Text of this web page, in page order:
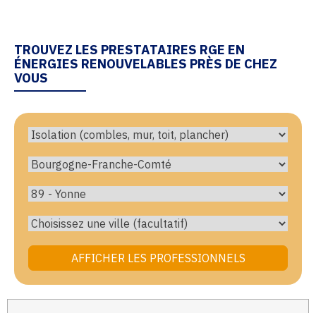
TROUVEZ LES PRESTATAIRES RGE EN
ÉNERGIES RENOUVELABLES PRÈS DE CHEZ
VOUS